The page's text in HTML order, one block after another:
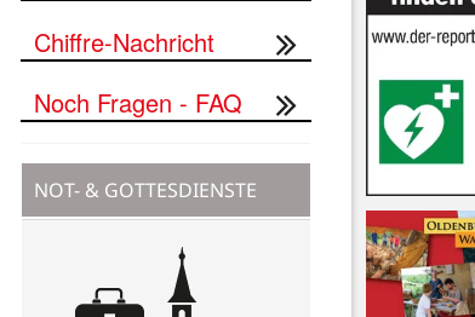
Chiffre-Nachricht
Noch Fragen - FAQ
NOT- & GOTTESDIENSTE